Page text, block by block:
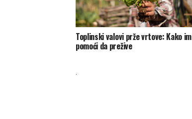
Toplinski valovi prže vrtove: Kako im
pomoći da prežive
.